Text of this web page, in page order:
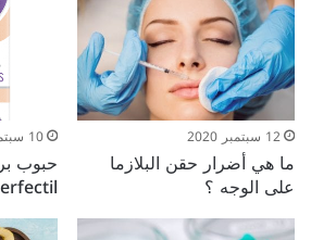
12 سبتمبر 2020
ما هي أضرار حقن البلازما
على الوجه ؟
10 سبتمبر 2020
حبوب